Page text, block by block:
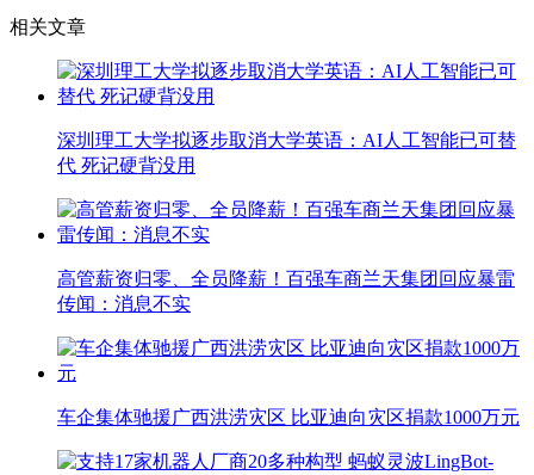
相关文章
深圳理工大学拟逐步取消大学英语：AI人工智能已可替
代 死记硬背没用
高管薪资归零、全员降薪！百强车商兰天集团回应暴雷
传闻：消息不实
车企集体驰援广西洪涝灾区 比亚迪向灾区捐款1000万元